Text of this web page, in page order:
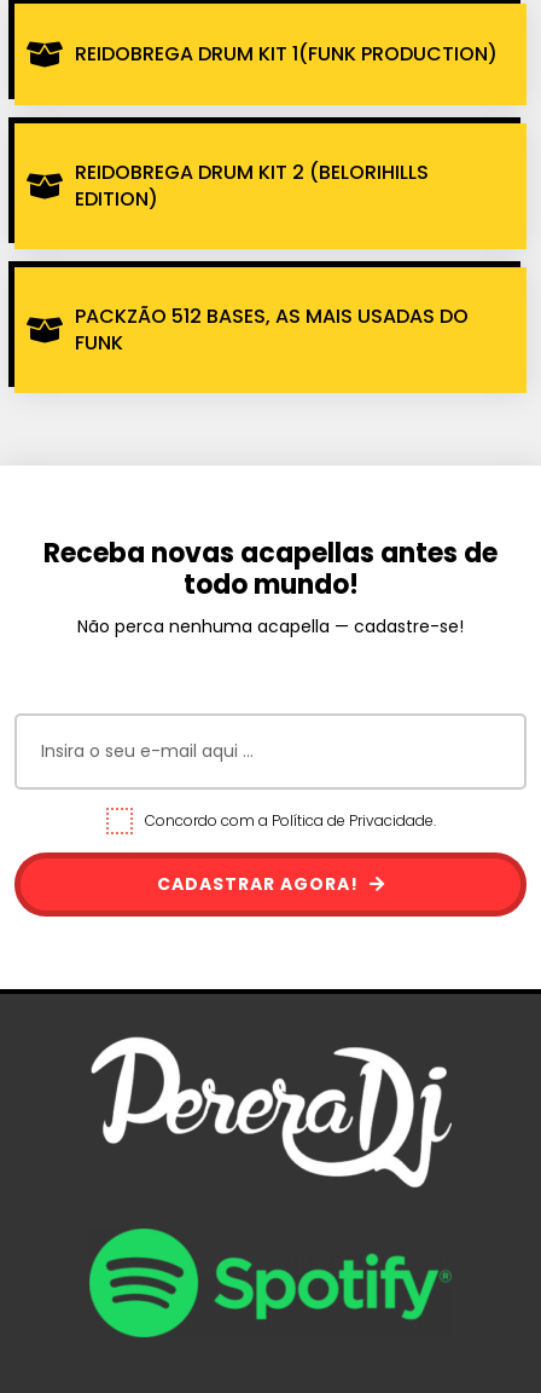
REIDOBREGA DRUM KIT 1(FUNK PRODUCTION)
REIDOBREGA DRUM KIT 2 (BELORIHILLS
EDITION)
PACKZÃO 512 BASES, AS MAIS USADAS DO
FUNK
Receba novas acapellas antes de
todo mundo!
Não perca nenhuma acapella — cadastre-se!
Concordo com a Política de Privacidade.
CADASTRAR AGORA!